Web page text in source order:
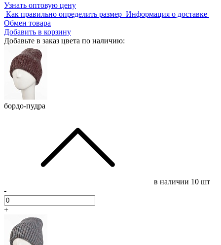
Узнать оптовую цену
Как правильно определить размер Информация о доставке
Обмен товара
Добавить в корзину
Добавьте в заказ цвета по наличию:
бордо-пудра
в наличии 10 шт
-
+